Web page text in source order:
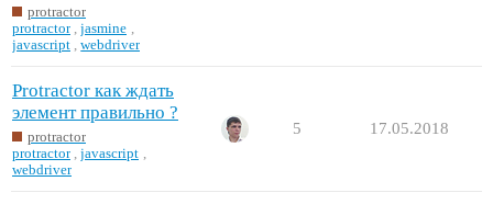
protractor
protractor ,jasmine
javascript ,webdriver
Protractor как ждать
элемент правильно ?
protractor
protractor ,javascript
webdriver
5 17.05.2018